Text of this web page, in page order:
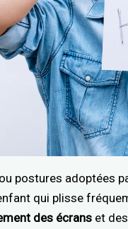
postures adoptées
qui plisse
des écrans et